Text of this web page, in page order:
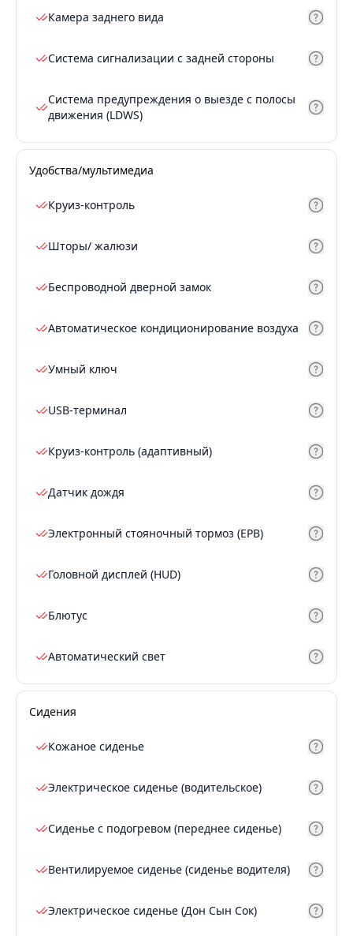
Камера заднего вида
Система сигнализации с задней стороны
Система предупреждения о выезде с полосы
движения (LDWS)
Удобства/мультимедиа
Круиз-контроль
Шторы/ жалюзи
Беспроводной дверной замок
Автоматическое кондиционирование воздуха
Умный ключ
USB-терминал
Круиз-контроль (адаптивный)
Датчик дождя
Электронный стояночный тормоз (EPB)
Головной дисплей (HUD)
Блютус
Автоматический свет
Сидения
Кожаное сиденье
Электрическое сиденье (водительское)
Сиденье с подогревом (переднее сиденье)
Вентилируемое сиденье (сиденье водителя)
Электрическое сиденье (Дон Сын Сок)